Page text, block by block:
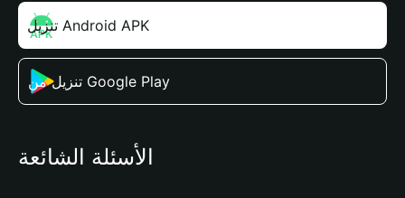
تنزيل Android APK
تنزيل من Google Play
الأسئلة الشائعة